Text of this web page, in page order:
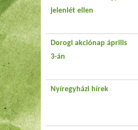
jelenlét ellen
Dorogi akciónap április
3-án
Nyíregyházi hírek